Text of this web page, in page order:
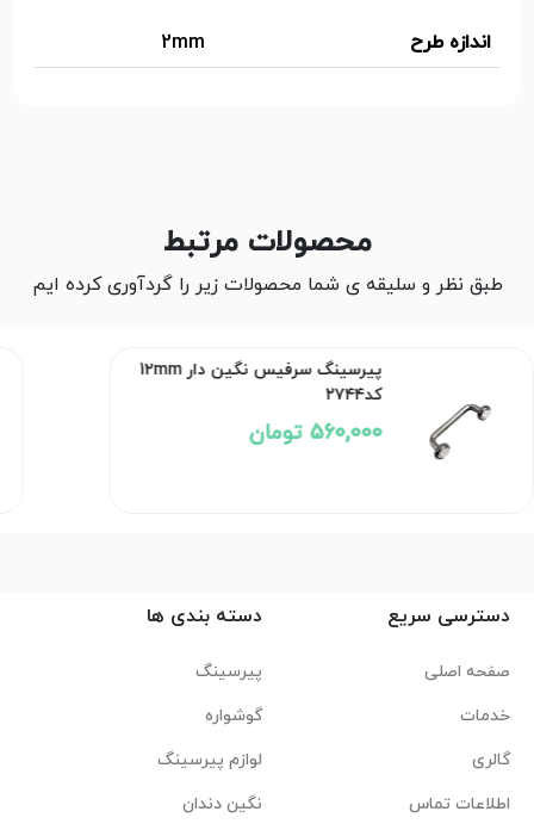
اندازه طرح 2mm
محصولات مرتبط
طبق نظر و سلیقه ی شما محصولات زیر را گردآوری کرده ایم
پیرسینگ سرفیس نگین دار 12mm
کد۲۷۴۴
560,000 تومان
دسترسی سریع
صفحه اصلی
خدمات
گالری
اطلاعات تماس
دسته بندی ها
پیرسینگ
گوشواره
لوازم پیرسینگ
نگین دندان